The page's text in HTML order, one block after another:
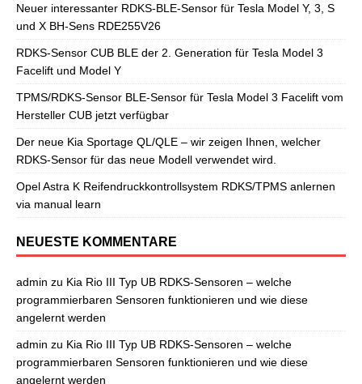
Neuer interessanter RDKS-BLE-Sensor für Tesla Model Y, 3, S
und X BH-Sens RDE255V26
RDKS-Sensor CUB BLE der 2. Generation für Tesla Model 3
Facelift und Model Y
TPMS/RDKS-Sensor BLE-Sensor für Tesla Model 3 Facelift vom
Hersteller CUB jetzt verfügbar
Der neue Kia Sportage QL/QLE – wir zeigen Ihnen, welcher
RDKS-Sensor für das neue Modell verwendet wird.
Opel Astra K Reifendruckkontrollsystem RDKS/TPMS anlernen
via manual learn
NEUESTE KOMMENTARE
admin zu Kia Rio III Typ UB RDKS-Sensoren – welche
programmierbaren Sensoren funktionieren und wie diese
angelernt werden
admin zu Kia Rio III Typ UB RDKS-Sensoren – welche
programmierbaren Sensoren funktionieren und wie diese
angelernt werden